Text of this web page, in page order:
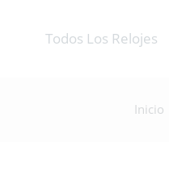
Todos Los Relojes
Inicio